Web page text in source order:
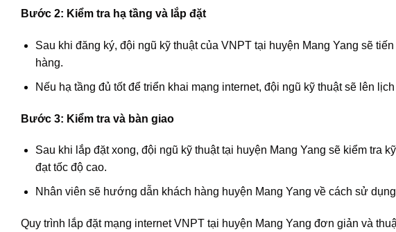
Bước 2: Kiểm tra hạ tầng và lắp đặt
Sau khi đăng ký, đội ngũ kỹ thuật của VNPT tại huyện Mang Yang sẽ
hàng.
Nếu hạ tầng đủ tốt để triển khai mạng internet, đội ngũ kỹ thuật sẽ lên
Bước 3: Kiểm tra và bàn giao
Sau khi lắp đặt xong, đội ngũ kỹ thuật tại huyện Mang Yang sẽ kiểm tra
đạt tốc độ cao.
Nhân viên sẽ hướng dẫn khách hàng huyện Mang Yang về cách sử
Quy trình lắp đặt mạng internet VNPT tại huyện Mang Yang đơn giản và